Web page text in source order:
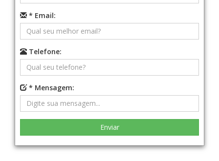
* Email:
Telefone:
* Mensagem: